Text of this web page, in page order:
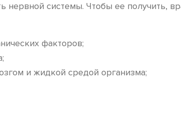
нервной системы. Чтобы ее получить,
факторов;
и жидкой средой организма;